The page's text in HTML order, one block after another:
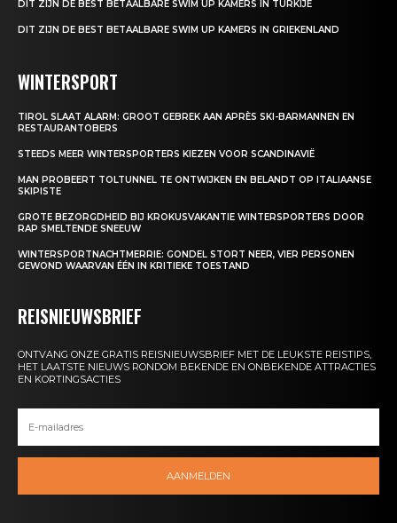
DIT ZIJN DE BEST BETAALBARE SWIM UP KAMERS IN TURKIJE
DIT ZIJN DE BEST BETAALBARE SWIM UP KAMERS IN GRIEKENLAND
WINTERSPORT
TIROL SLAAT ALARM: GROOT GEBREK AAN APRÈS SKI-BARMANNEN EN
RESTAURANTOBERS
STEEDS MEER WINTERSPORTERS KIEZEN VOOR SCANDINAVIË
MAN PROBEERT TOLTUNNEL TE ONTWIJKEN EN BELANDT OP ITALIAANSE
SKIPISTE
GROTE BEZORGDHEID BIJ KROKUSVAKANTIE WINTERSPORTERS DOOR
RAP SMELTENDE SNEEUW
WINTERSPORTNACHTMERRIE: GONDEL STORT NEER, VIER PERSONEN
GEWOND WAARVAN ÉÉN IN KRITIEKE TOESTAND
REISNIEUWSBRIEF
ONTVANG ONZE GRATIS REISNIEUWSBRIEF MET DE LEUKSTE REISTIPS,
HET LAATSTE NIEUWS RONDOM BEKENDE EN ONBEKENDE ATTRACTIES
EN KORTINGSACTIES
AANMELDEN